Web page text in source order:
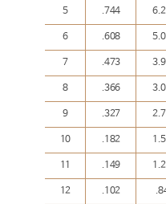
5 .744
6 .608
7 .473
8 .366
9 .327
10 .182
11 .149
12 .102